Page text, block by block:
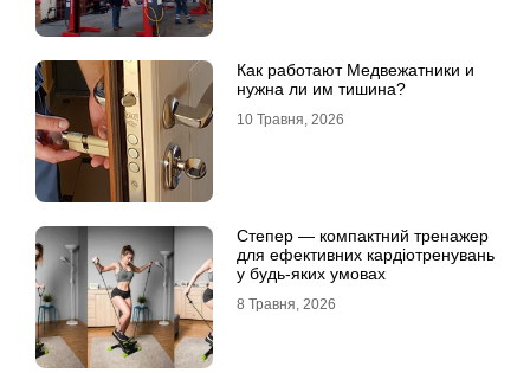
Как работают Медвежатники и
нужна ли им тишина?
10 Травня, 2026
Степер — компактний тренажер
для ефективних кардіотренувань
у будь-яких умовах
8 Травня, 2026